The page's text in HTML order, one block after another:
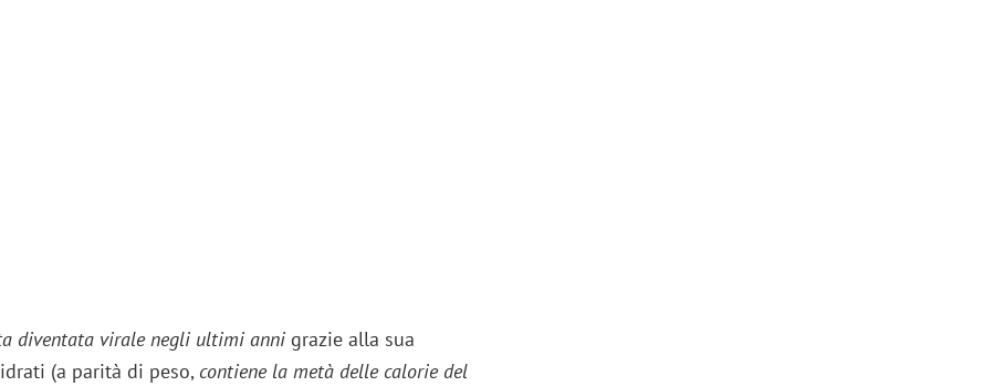
diventata virale negli ultimi annigrazie alla sua
(a parità di peso, contiene la metà delle calorie del